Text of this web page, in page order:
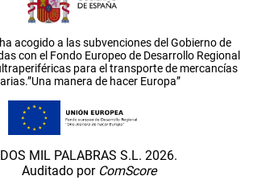
acogido a las subvenciones del Gobierno de
con el Fondo Europeo de Desarrollo Regional
para el transporte de mercancías
manera de hacer Europa”
DOS MIL PALABRAS S.L. 2026.
Auditado por ComScore